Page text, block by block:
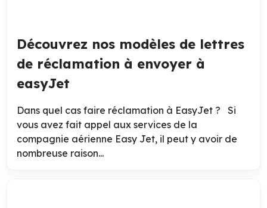
Découvrez nos modèles de lettres
de réclamation à envoyer à
easyJet
Dans quel cas faire réclamation à EasyJet ? Si
vous avez fait appel aux services de la
compagnie aérienne Easy Jet, il peut y avoir de
nombreuse raison...